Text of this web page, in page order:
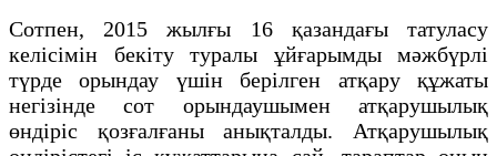
Сотпен, 2015 жылғы 16 қазандағы татуласу
келісімін бекіту туралы ұйғарымды мәжбүрлі
түрде орындау үшін берілген атқару құжаты
негізінде сот орындаушымен атқарушылық
өндіріс қозғалғаны анықталды. Атқарушылық